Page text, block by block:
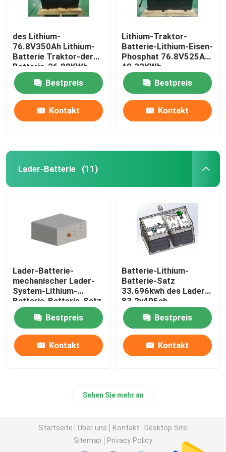
des Lithium-
76.8V350Ah Lithium-
Batterie Traktor-der
Batterie-26.88KWh
IP67
Bestpreis
Kontakt
Lithium-Traktor-
Batterie-Lithium-Eisen-
Phosphat 76.8V525Ah
40.32KWh
Bestpreis
Kontakt
Lader-Batterie (11)
Lader-Batterie-
mechanischer Lader-
System-Lithium-
Batterie-Batterie-Satz
614.4V 255Ah
Bestpreis
Kontakt
Batterie-Lithium-
Batterie-Satz
33.696kwh des Lader-
83.2v405ah
Bestpreis
Kontakt
Sehen Sie mehr an
Startseite Über uns Kontakt
Desktop Site
Sitemap
Privacy Policy